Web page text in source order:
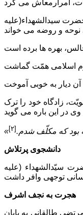
سیدالشهداء(علیه
زلال علم، عرفان و معنویّت، زادگاه خود را ترک
بود که مکلّف شدم.[۲]
دانشجوى پرتلاش
سیّدالشهداء (علیه
هجرت به نجف اشرف
مرتضى طالقانى به پایان